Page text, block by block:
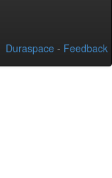
Duraspace - Feedback